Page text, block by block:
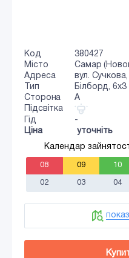
Код
380427
Місто
Самар
Адреса
вул.
Тип
Білборд, 6х3
Сторона
A
Підсвітка
Гід
-
Ціна
уточніть
Календар
08 09 10
02 03 04